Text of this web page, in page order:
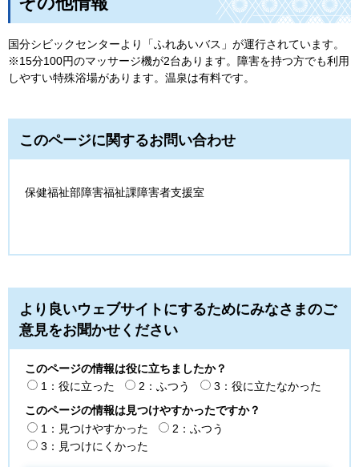
国分シビックセンターより「ふれあいバス」が運行されています。
※15分100円のマッサージ機が2台あります。障害を持つ方でも利用
しやすい特殊浴場があります。温泉は有料です。
このページに関するお問い合わせ
保健福祉部障害福祉課障害者支援室
より良いウェブサイトにするためにみなさまのご
意見をお聞かせください
このページの情報は役に立ちましたか？
1：役に立った
2：ふつう
3：役に立たなかった
このページの情報は見つけやすかったですか？
1：見つけやすかった
2：ふつう
3：見つけにくかった